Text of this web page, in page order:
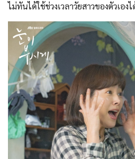
ไม่ทันได้ใช้ช่วงเวลาวัยสาวของตัวเอง